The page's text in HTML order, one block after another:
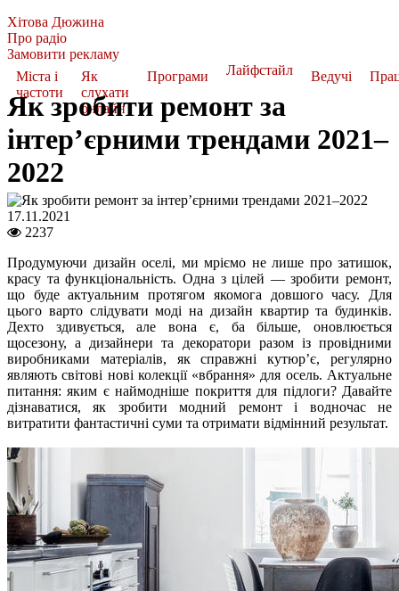
Хітова Дюжина
Про радіо
Замовити рекламу
Міста і
частоти
Як
слухати
онлайн
Програми Лайфстайл Ведучі
Як зробити ремонт за
інтер’єрними трендами 2021–
2022
17.11.2021
2237
Продумуючи дизайн оселі, ми мріємо не лише про затишок,
красу та функціональність. Одна з цілей — зробити ремонт,
що буде актуальним протягом якомога довшого часу. Для
цього варто слідувати моді на дизайн квартир та будинків.
Дехто здивується, але вона є, ба більше, оновлюється
щосезону, а дизайнери та декоратори разом із провідними
виробниками матеріалів, як справжні кутюр’є, регулярно
являють світові нові колекції «вбрання» для осель. Актуальне
питання: яким є наймодніше покриття для підлоги? Давайте
дізнаватися, як зробити модний ремонт і водночас не
витратити фантастичні суми та отримати відмінний результат.